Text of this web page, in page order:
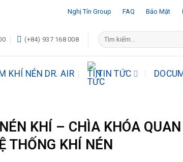
Nghị Tín Group FAQ Bảo Mật
(+84) 937 168 008
Tìm
kiếm:
KHÍ NÉN DR. AIR TIN TỨC
KHÍ – CHÌA KHÓA
THỐNG KHÍ NÉN